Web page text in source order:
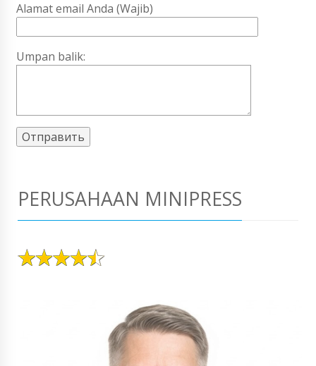
Alamat email Anda (Wajib)
Umpan balik:
PERUSAHAAN MINIPRESS